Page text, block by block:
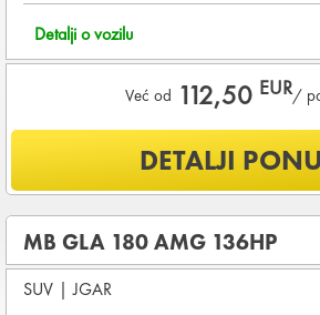
Detalji o vozilu
Već od 112,50 EUR/
Šta je uključeno u ponudu?
OSNOVNI PAKET OSIGURANJA
(THW)
Koji su osnovni uslovi za najam vozila?
DETALJI
MB GLA 180 AMG 136HP
SUV | JGAR